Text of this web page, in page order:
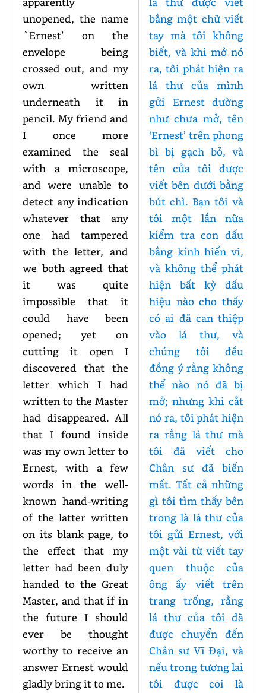
unopened, the name
`Ernest’ on the
envelope being
crossed out, and my
own written
underneath it in
pencil. My friend and
I once more
examined the seal
with a microscope,
and were unable to
detect any indication
whatever that any
one had tampered
with the letter, and
we both agreed that
it was quite
impossible that it
could have been
opened; yet on
cutting it open I
discovered that the
letter which I had
written to the Master
had disappeared. All
that I found inside
was my own letter to
Ernest, with a few
words in the well-
known hand-writing
of the latter written
on its blank page, to
the effect that my
letter had been duly
handed to the Great
Master, and that if in
the future I should
ever be thought
worthy to receive an
answer Ernest would
gladly bring it to me.
bằng một chữ viết
tay mà tôi không
biết, và khi mở nó
ra, tôi phát hiện ra
lá thư của mình
gửi Ernest dường
như chưa mở, tên
‘Ernest’ trên phong
bì bị gạch bỏ, và
tên của tôi được
viết bên dưới bằng
bút chì. Bạn tôi và
tôi một lần nữa
kiểm tra con dấu
bằng kính hiển vi,
và không thể phát
hiện bất kỳ dấu
hiệu nào cho thấy
có ai đã can thiệp
vào lá thư, và
chúng tôi đều
đồng ý rằng không
thể nào nó đã bị
mở; nhưng khi cắt
nó ra, tôi phát hiện
ra rằng lá thư mà
tôi đã viết cho
Chân sư đã biến
mất. Tất cả những
gì tôi tìm thấy bên
trong là lá thư của
tôi gửi Ernest, với
một vài từ viết tay
quen thuộc của
ông ấy viết trên
trang trống, rằng
lá thư của tôi đã
được chuyển đến
Chân sư Vĩ Đại, và
nếu trong tương lai
tôi được coi là